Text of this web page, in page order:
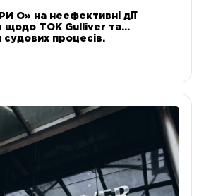
О» на неефективні дії
щодо ТОК Gulliver та
судових процесів.